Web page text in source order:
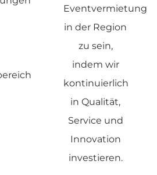
Eventvermietung
in der Region
zu sein,
indem wir
kontinuierlich
in Qualität,
Service und
Innovation
investieren.